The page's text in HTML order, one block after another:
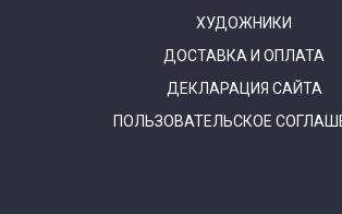
ХУДОЖНИКИ
ДОСТАВКА И ОПЛАТА
ДЕКЛАРАЦИЯ САЙТА
ПОЛЬЗОВАТЕЛЬСКОЕ